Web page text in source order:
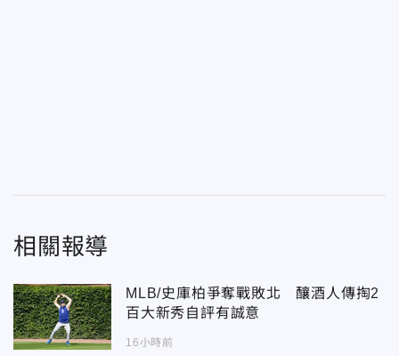
相關報導
MLB/史庫柏爭奪戰敗北 釀酒人傳掏2
百大新秀自評有誠意
16小時前